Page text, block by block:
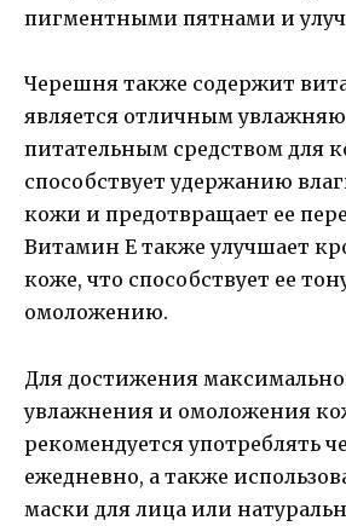
пигментными пятнами и
Черешня также содержит
является отличным
питательным средством для
способствует удержанию
кожи и предотвращает ее
Витамин Е также улучшает
коже, что способствует ее
омоложению.
Для достижения
увлажнения и омоложения
рекомендуется употреблять
ежедневно, а также
маски для лица или